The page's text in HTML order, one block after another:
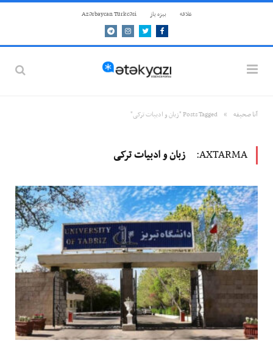
علاقه بيزه ياز Azərbaycan Türkcəsi
Facebook
Twitter
Instagram
Telegram
آنا صحيفه » Posts Tagged "زبان و ادبیات ترکی"
AXTARMA: زبان و ادبیات ترکی